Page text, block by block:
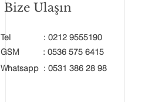
Bize Ulaşın
Tel : 0212 9555190
GSM : 0536 575 6415
Whatsapp : 0531 386 28 98